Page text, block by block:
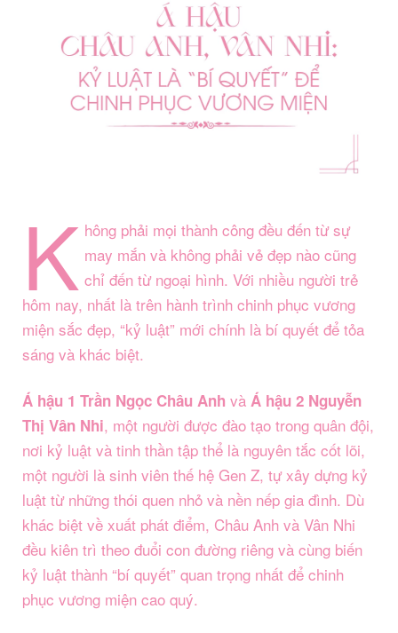
K hông phải mọi thành công đều đến từ sự
may mắn và không phải vẻ đẹp nào cũng
chỉ đến từ ngoại hình. Với nhiều người trẻ
hôm nay, nhất là trên hành trình chinh phục vương
miện sắc đẹp, “kỷ luật” mới chính là bí quyết để tỏa
sáng và khác biệt.
Á hậu 1 Trần Ngọc Châu Anh và Á hậu 2 Nguyễn
Thị Vân Nhi, một người được đào tạo trong quân đội,
nơi kỷ luật và tinh thần tập thể là nguyên tắc cốt lõi,
một người là sinh viên thế hệ Gen Z, tự xây dựng kỷ
luật từ những thói quen nhỏ và nền nếp gia đình. Dù
khác biệt về xuất phát điểm, Châu Anh và Vân Nhi
đều kiên trì theo đuổi con đường riêng và cùng biến
kỷ luật thành “bí quyết” quan trọng nhất để chinh
phục vương miện cao quý.